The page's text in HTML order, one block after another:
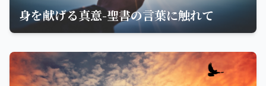
身を献げる真意-聖書の言葉に触れて